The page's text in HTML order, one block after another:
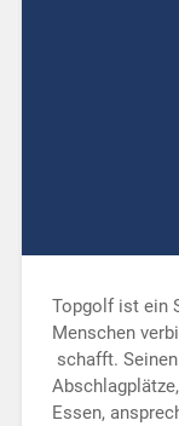
Topgolf ist ein
Menschen
schafft.
Essen,